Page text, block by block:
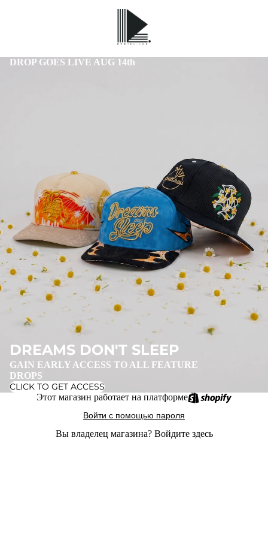
DROP GOES LIVE AUG 14th
DREAMS DON'T SLEEP
GAIN EARLY ACCESS TO ALL FEATURE
DROPS
CLICK TO GET ACCESS
Этот магазин работает на платформе
Войти с помощью пароля
Вы владелец магазина? Войдите здесь